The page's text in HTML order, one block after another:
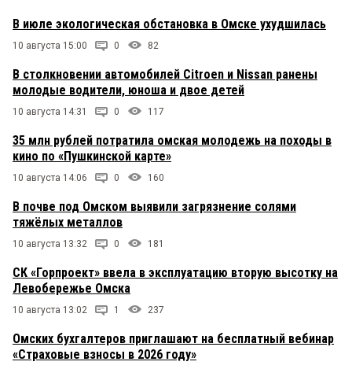
В июле экологическая обстановка в Омске ухудшилась
10 августа 15:00 0 82
В столкновении автомобилей Citroen и Nissan ранены
молодые водители, юноша и двое детей
10 августа 14:31 0 117
35 млн рублей потратила омская молодежь на походы в
кино по «Пушкинской карте»
10 августа 14:06 0 160
В почве под Омском выявили загрязнение солями
тяжёлых металлов
10 августа 13:32 0 181
СК «Горпроект» ввела в эксплуатацию вторую высотку на
Левобережье Омска
10 августа 13:02 1 237
Омских бухгалтеров приглашают на бесплатный вебинар
«Страховые взносы в 2026 году»